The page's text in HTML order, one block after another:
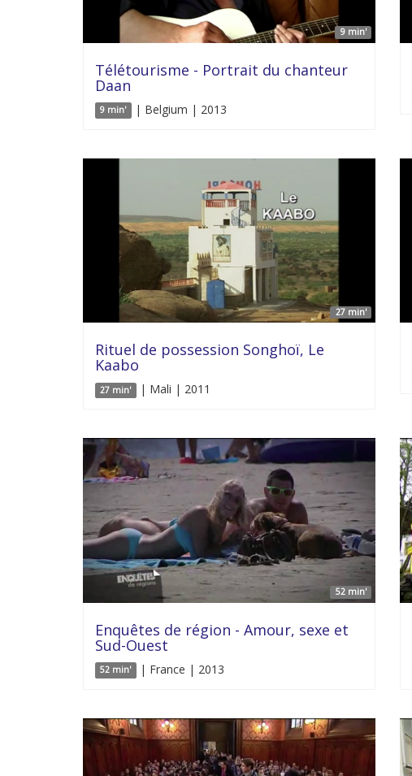
9 min'
Télétourisme - Portrait du chanteur
Daan
9 min' | Belgium | 2013
27 min'
Rituel de possession Songhoï, Le
Kaabo
27 min' | Mali | 2011
52 min'
Enquêtes de région - Amour, sexe et
Sud-Ouest
52 min' | France | 2013